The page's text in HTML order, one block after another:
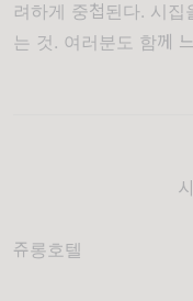
려하게 중첩된다. 시집
는 것. 여러분도 함께
쥬롱호텔